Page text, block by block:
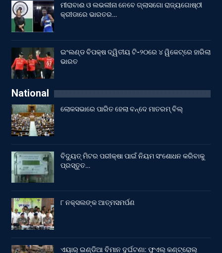
ମୀରାବାଈ ଓ ଲଭଲୀନା ନେବେ ଗ୍ଲାସଗୋ ରାଜ୍ୟଗୋଷ୍ଠୀ
କ୍ରୀଡାରେ ଭାରତର…
ଇଂଲଣ୍ଡ ବିପକ୍ଷ ଦ୍ୱିତୀୟ ଟି-୨୦ରେ ୪ ୱିକେଟ୍‌ରେ ହାରିଲା
ଭାରତ
National
ଲୋକସଭାରେ ପାରିତ ହେଲା ବନ୍ଦେ ମାତରମ୍‌ ବିଲ୍‌
ବିଦ୍ୟୁତ୍ ମିଟର ପରୀକ୍ଷା ପାଇଁ ନିୟମ ସଂଶୋଧନ କରିବାକୁ
ପ୍ରସ୍ତୁତ…
୮ ନକ୍ସଲଙ୍କ ଆତ୍ମସମର୍ପଣ
ଏୟାର୍ ଇଣ୍ଡିଆ ବିମାନ ଦୁର୍ଘଟଣା: ଫୁଏଲ୍‌ କଣ୍ଟ୍ରୋଲ୍‌